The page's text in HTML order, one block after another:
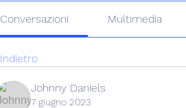
Conversazioni Multimedia
Indietro
Johnny Daniels
7 giugno 2023